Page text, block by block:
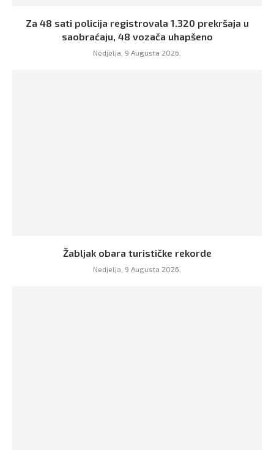
Za 48 sati policija registrovala 1.320 prekršaja u
saobraćaju, 48 vozača uhapšeno
Nedjelja, 9 Augusta 2026,
Žabljak obara turističke rekorde
Nedjelja, 9 Augusta 2026,